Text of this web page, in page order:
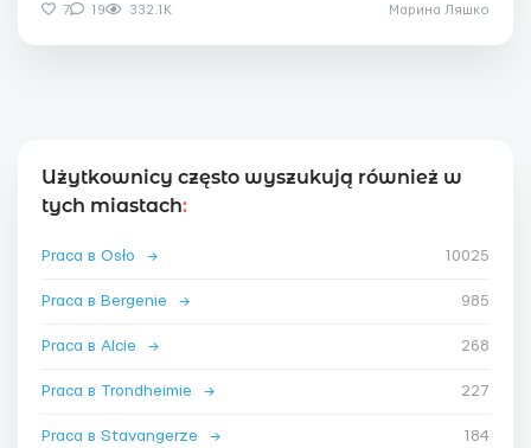
7 19 332.1K Марина Ляшко
Użytkownicy często wyszukują również w
tych miastach:
Praca в Osło → 10025
Praca в Bergenie → 985
Praca в Alcie → 268
Praca в Trondheimie → 227
Praca в Stavangerze → 184